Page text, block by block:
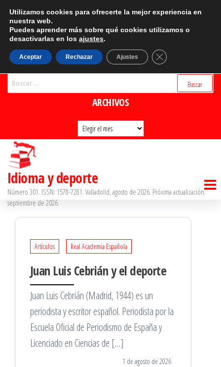
Saltar
contenido
CATEGORÍAS
Categorías
BUSCADOR
ARCHIVOS
Archivos
Idioma y deporte
Número 301. ISSN: 1578-7281. Valladolid, agosto de 2026. Próxima actualización:
septiembre de 2026.
Artículos Real Academia Española
Juan Luis Cebrián y el deporte
Juan Luis Cebrián (Madrid, 1944) es un
periodista y escritor español. Periodista por la
Escuela Oficial de Periodismo de España y
Licenciado en Ciencias de […]
1 de agosto de 2026
Utilizamos cookies para ofrecerte la mejor experiencia en
nuestra web.
Puedes aprender más sobre qué cookies utilizamos o
desactivarlas en los ajustes.
Aceptar Rechazar Ajustes Cerrar el banner